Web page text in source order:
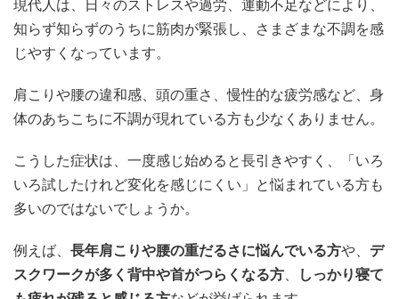
現代人は、日々のストレスや過労、運動不足などにより、
知らず知らずのうちに筋肉が緊張し、さまざまな不調を感
じやすくなっています。
肩こりや腰の違和感、頭の重さ、慢性的な疲労感など、身
体のあちこちに不調が現れている方も少なくありません。
こうした症状は、一度感じ始めると長引きやすく、「いろ
いろ試したけれど変化を感じにくい」と悩まれている方も
多いのではないでしょうか。
例えば、 長年肩こりや腰の重だるさに悩んでいる方や、 デ
スクワークが多く背中や首がつらくなる方、
しっかり寝て